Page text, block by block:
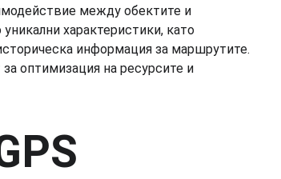
между обектите и
характеристики, като
информация за маршрутите.
оптимизация на ресурсите и